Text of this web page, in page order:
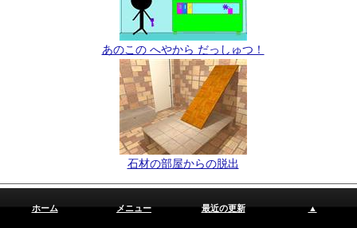
あのこの へやから だっしゅつ！
石材の部屋からの脱出
ホーム メニュー 最近の更新 ▲